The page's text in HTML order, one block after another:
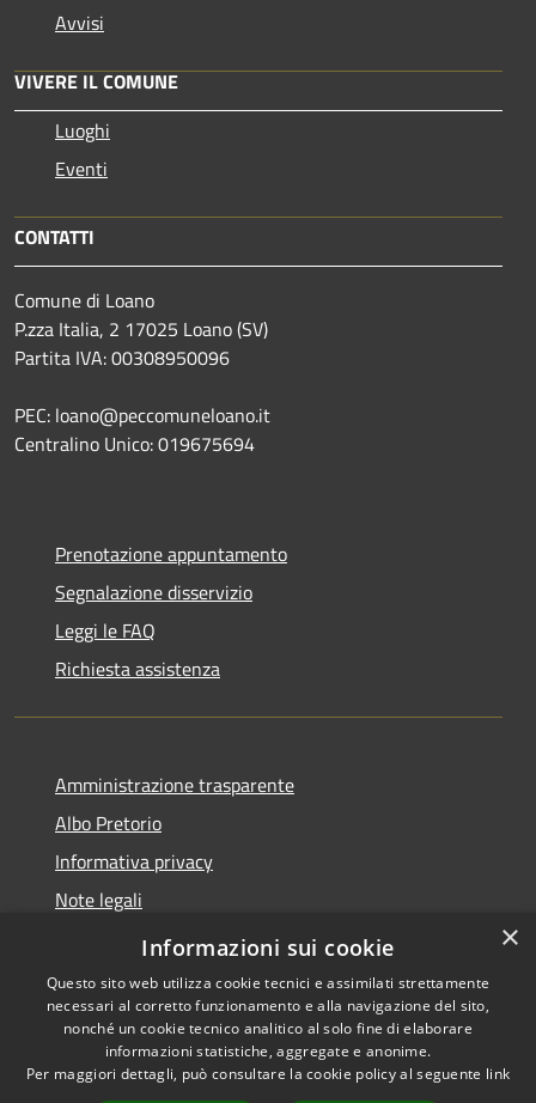
Avvisi
VIVERE IL COMUNE
Luoghi
Eventi
CONTATTI
Comune di Loano
P.zza Italia, 2 17025 Loano (SV)
Partita IVA: 00308950096
PEC: loano@peccomuneloano.it
Centralino Unico: 019675694
Prenotazione appuntamento
Segnalazione disservizio
Leggi le FAQ
Richiesta assistenza
Amministrazione trasparente
Albo Pretorio
Informativa privacy
Note legali
Dichiarazione di accessibilità
Accessibilità
Copyright © 2026 • Comune di
Loano • Powered by
×
Informazioni sui cookie
Questo sito web utilizza cookie tecnici e assimilati strettamente
necessari al corretto funzionamento e alla navigazione del sito,
nonché un cookie tecnico analitico al solo fine di elaborare
informazioni statistiche, aggregate e anonime.
Per maggiori dettagli, può consultare la cookie policy al seguente link